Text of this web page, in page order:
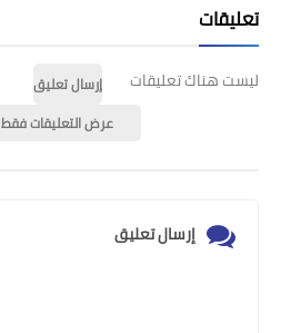
تعليقات
ليست هناك تعليقات
إرسال تعليق
عرض التعليقات فقط
إرسال تعليق